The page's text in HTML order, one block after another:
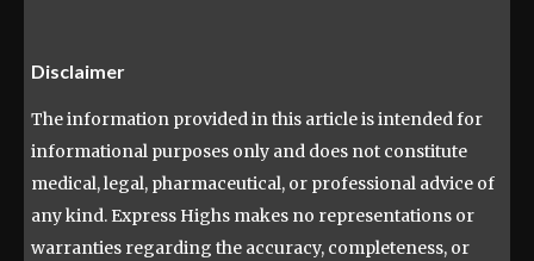
Disclaimer
The information provided in this article is intended for
informational purposes only and does not constitute
medical, legal, pharmaceutical, or professional advice of
any kind. Express Highs makes no representations or
warranties regarding the accuracy, completeness, or